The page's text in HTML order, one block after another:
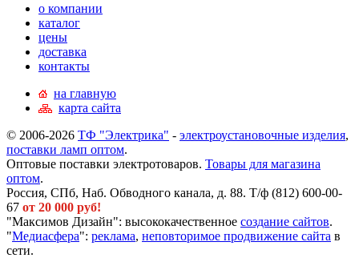
о компании
каталог
цены
доставка
контакты
на главную
карта сайта
© 2006-2026 ТФ "Электрика" - электроустановочные изделия,
поставки ламп оптом.
Оптовые поставки электротоваров. Товары для магазина
оптом.
Россия, СПб, Наб. Обводного канала, д. 88. Т/ф (812) 600-00-
67 от 20 000 руб!
"Максимов Дизайн": высококачественное создание сайтов.
"Медиасфера": реклама, неповторимое продвижение сайта в
сети.